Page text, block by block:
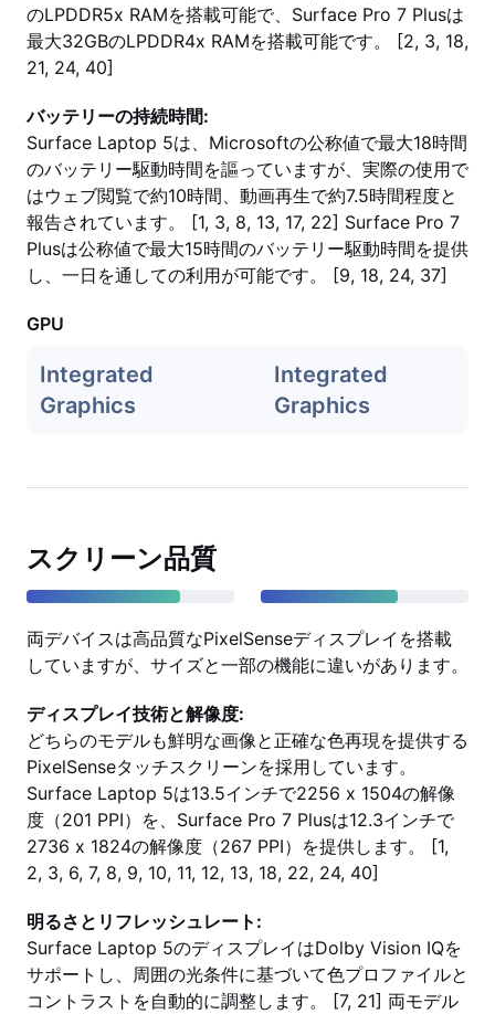
のLPDDR5x RAMを搭載可能で、Surface Pro 7 Plusは
最大32GBのLPDDR4x RAMを搭載可能です。 [2, 3, 18,
21, 24, 40]
バッテリーの持続時間:
Surface Laptop 5は、Microsoftの公称値で最大18時間
のバッテリー駆動時間を謳っていますが、実際の使用で
はウェブ閲覧で約10時間、動画再生で約7.5時間程度と
報告されています。 [1, 3, 8, 13, 17, 22] Surface Pro 7
Plusは公称値で最大15時間のバッテリー駆動時間を提供
し、一日を通しての利用が可能です。 [9, 18, 24, 37]
GPU
Integrated
Graphics
Integrated
Graphics
スクリーン品質
両デバイスは高品質なPixelSenseディスプレイを搭載
していますが、サイズと一部の機能に違いがあります。
ディスプレイ技術と解像度:
どちらのモデルも鮮明な画像と正確な色再現を提供する
PixelSenseタッチスクリーンを採用しています。
Surface Laptop 5は13.5インチで2256 x 1504の解像
度（201 PPI）を、Surface Pro 7 Plusは12.3インチで
2736 x 1824の解像度（267 PPI）を提供します。 [1,
2, 3, 6, 7, 8, 9, 10, 11, 12, 13, 18, 22, 24, 40]
明るさとリフレッシュレート:
Surface Laptop 5のディスプレイはDolby Vision IQを
サポートし、周囲の光条件に基づいて色プロファイルと
コントラストを自動的に調整します。 [7, 21] 両モデル